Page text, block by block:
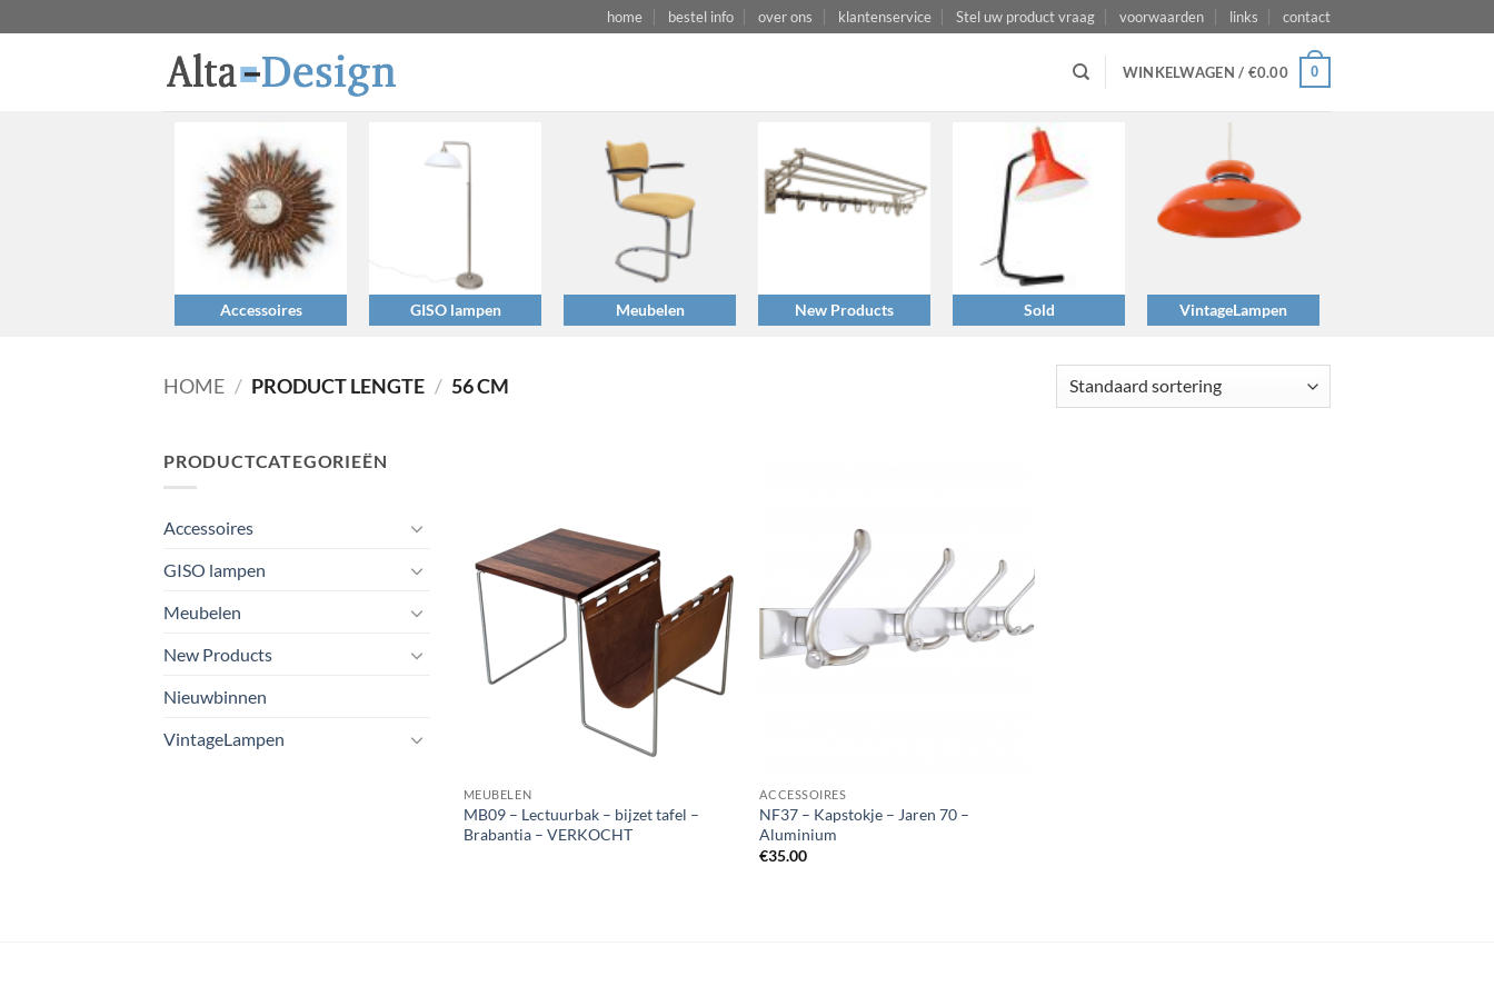
naar
home bestel info over ons klantenservice Stel uw product vraag voorwaarden links contact
WINKELWAGEN / €0.00 0
Accessoires GISO lampen Meubelen New Products Sold VintageLampen
HOME / PRODUCT LENGTE / 56 CM
PRODUCTCATEGORIEËN
Accessoires
GISO lampen
Meubelen
New Products
Nieuwbinnen
VintageLampen
MEUBELEN
MB09 – Lectuurbak – bijzet tafel –
Brabantia – VERKOCHT
ACCESSOIRES
NF37 – Kapstokje – Jaren 70 –
Aluminium
€35.00